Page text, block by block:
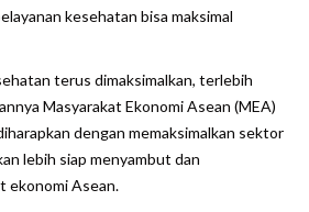
kesehatan bisa maksimal
terus dimaksimalkan, terlebih
Masyarakat Ekonomi Asean (MEA)
dengan memaksimalkan sektor
lebih siap menyambut dan
ekonomi Asean.